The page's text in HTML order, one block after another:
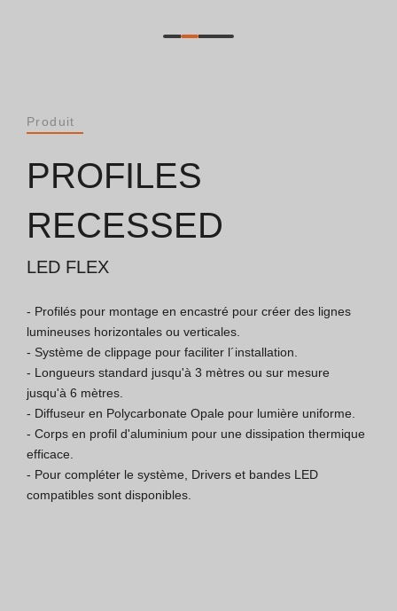
Général [PT/ES]
Documents
Considérations Générales
Certification ISO 9001
Conditions de Vente
Conditions de Garantie
Logo Pack
Produit
PROFILES
RECESSED
LED FLEX
- Profilés pour montage en encastré pour créer des lignes
lumineuses horizontales ou verticales.
- Système de clippage pour faciliter l´installation.
- Longueurs standard jusqu'à 3 mètres ou sur mesure
jusqu'à 6 mètres.
- Diffuseur en Polycarbonate Opale pour lumière uniforme.
- Corps en profil d'aluminium pour une dissipation thermique
efficace.
- Pour compléter le système, Drivers et bandes LED
compatibles sont disponibles.